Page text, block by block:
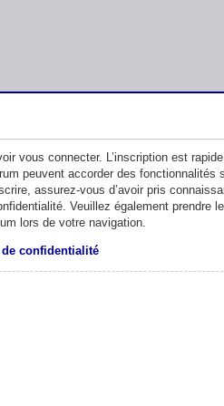
vous connecter. L’inscription est
peuvent accorder des fonctionnalités
assurez-vous d’avoir pris
Veuillez également prendre
lors de votre navigation.
confidentialité